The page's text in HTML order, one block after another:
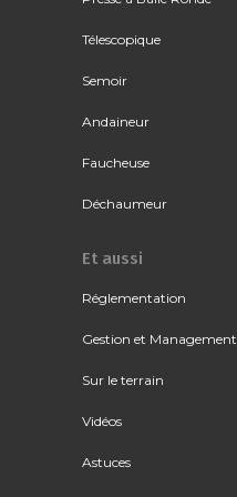
Télescopique
Semoir
Andaineur
Faucheuse
Déchaumeur
Et aussi
Réglementation
Gestion et Management
Sur le terrain
Vidéos
Astuces